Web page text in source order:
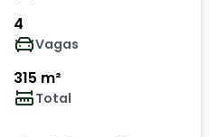
4
Vagas
315 m²
Total